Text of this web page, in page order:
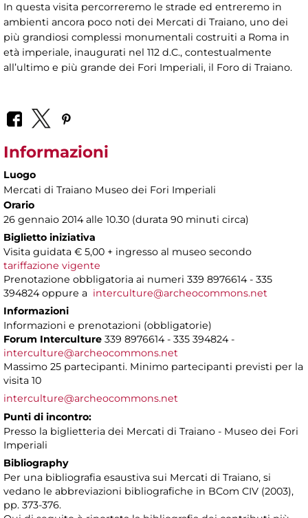
In questa visita percorreremo le strade ed entreremo in
ambienti ancora poco noti dei Mercati di Traiano, uno dei
più grandiosi complessi monumentali costruiti a Roma in
età imperiale, inaugurati nel 112 d.C., contestualmente
all’ultimo e più grande dei Fori Imperiali, il Foro di Traiano.
Informazioni
Luogo
Mercati di Traiano Museo dei Fori Imperiali
Orario
26 gennaio 2014 alle 10.30 (durata 90 minuti circa)
Biglietto iniziativa
Visita guidata € 5,00 + ingresso al museo secondo
tariffazione vigente
Prenotazione obbligatoria ai numeri 339 8976614 - 335
394824 oppure a interculture@archeocommons.net
Informazioni
Informazioni e prenotazioni (obbligatorie)
Forum Interculture 339 8976614 - 335 394824 -
interculture@archeocommons.net
Massimo 25 partecipanti. Minimo partecipanti previsti per la
visita 10
interculture@archeocommons.net
Punti di incontro:
Presso la biglietteria dei Mercati di Traiano - Museo dei Fori
Imperiali
Bibliography
Per una bibliografia esaustiva sui Mercati di Traiano, si
vedano le abbreviazioni bibliografiche in BCom CIV (2003),
pp. 373-376.